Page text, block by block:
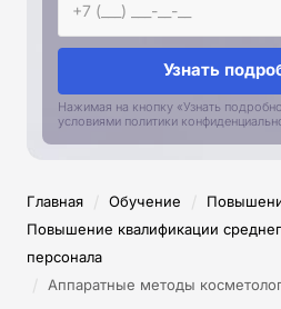
Узнать
Нажимая на кнопку «Узнать
условиями политики
Главная / Обучение /
Повышение квалификации
персонала
/ Аппаратные методы